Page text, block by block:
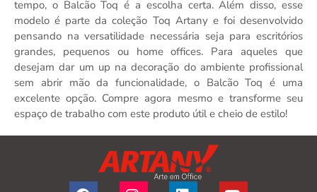
tempo, o Balcão Toq é a escolha certa. Além disso, esse
modelo é parte da coleção Toq Artany e foi desenvolvido
pensando na versatilidade necessária seja para escritórios
grandes, pequenos ou home offices. Para aqueles que
desejam dar um up na decoração do ambiente profissional
sem abrir mão da funcionalidade, o Balcão Toq é uma
excelente opção. Compre agora mesmo e transforme seu
espaço de trabalho com este produto útil e cheio de estilo!